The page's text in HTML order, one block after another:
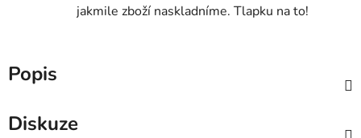
jakmile zboží naskladníme. Tlapku na to!
Popis
Diskuze